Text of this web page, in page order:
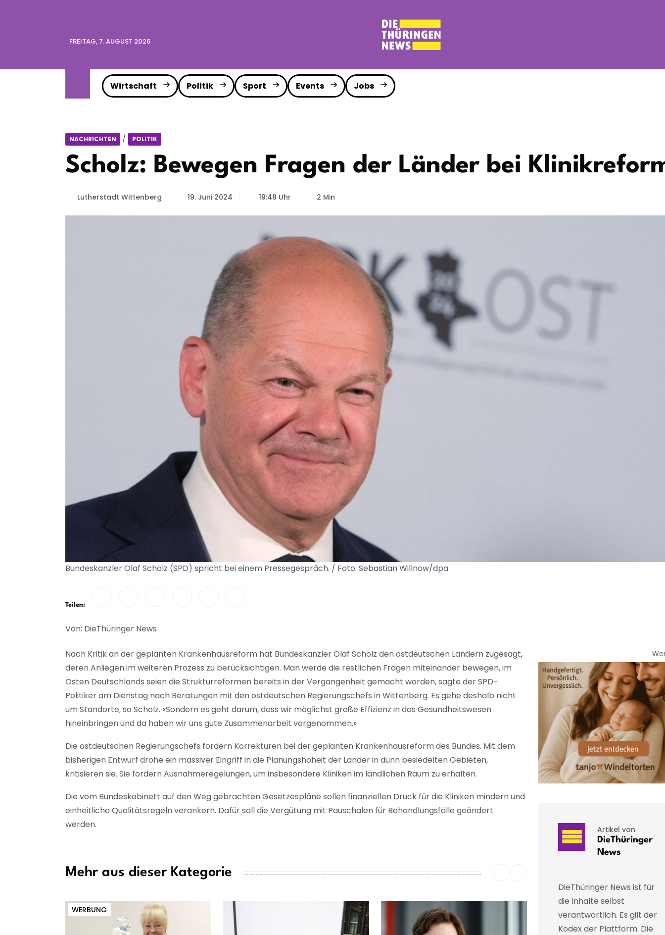
FREITAG, 7. AUGUST 2026
Wirtschaft Politik Sport Events Jobs
NACHRICHTEN / POLITIK
Scholz: Bewegen Fragen der Länder bei
Lutherstadt Wittenberg 19. Juni 2024 19:48 Uhr 2 Min
Bundeskanzler Olaf Scholz (SPD) spricht bei einem Pressegespräch. / Foto: Sebastian Willnow/dpa
Teilen:
Von: DieThüringer News
Nach Kritik an der geplanten Krankenhausreform hat Bundeskanzler Olaf Scholz den ostdeutschen Ländern zugesagt,
deren Anliegen im weiteren Prozess zu berücksichtigen. Man werde die restlichen Fragen miteinander bewegen, im
Osten Deutschlands seien die Strukturreformen bereits in der Vergangenheit gemacht worden, sagte der SPD-
Politiker am Dienstag nach Beratungen mit den ostdeutschen Regierungschefs in Wittenberg. Es gehe deshalb nicht
um Standorte, so Scholz. «Sondern es geht darum, dass wir möglichst große Effizienz in das Gesundheitswesen
hineinbringen und da haben wir uns gute Zusammenarbeit vorgenommen.»
Die ostdeutschen Regierungschefs fordern Korrekturen bei der geplanten Krankenhausreform des Bundes. Mit dem
bisherigen Entwurf drohe ein massiver Eingriff in die Planungshoheit der Länder in dünn besiedelten Gebieten,
kritisieren sie. Sie fordern Ausnahmeregelungen, um insbesondere Kliniken im ländlichen Raum zu erhalten.
Die vom Bundeskabinett auf den Weg gebrachten Gesetzespläne sollen finanziellen Druck für die Kliniken mindern und
einheitliche Qualitätsregeln verankern. Dafür soll die Vergütung mit Pauschalen für Behandlungsfälle geändert
werden.
Mehr aus dieser Kategorie
WERBUNG
Artikel von
DieThüringer
News
DieThüringer News ist für
die Inhalte selbst
verantwortlich. Es gilt der
Kodex der Plattform. Die